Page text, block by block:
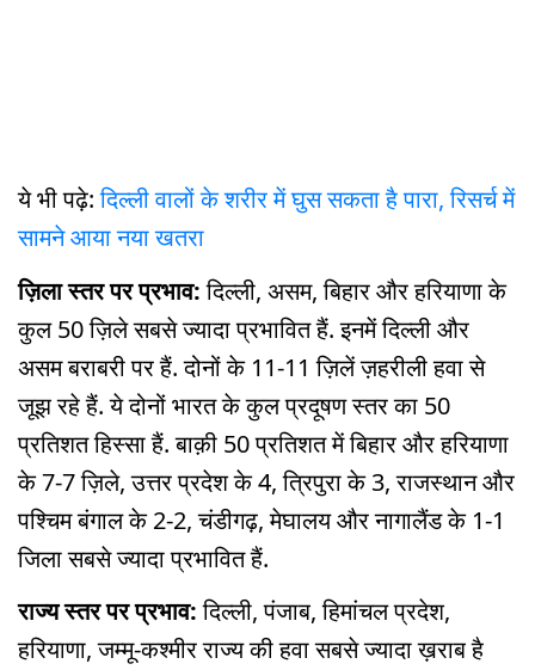
ये भी पढ़े:दिल्ली वालों के शरीर में घुस सकता है पारा, रिसर्च में
सामने आया नया खतरा
ज़िला स्तर पर प्रभाव:दिल्ली, असम, बिहार और हरियाणा के
कुल 50 ज़िले सबसे ज्यादा प्रभावित हैं. इनमें दिल्ली और
असम बराबरी पर हैं. दोनों के 11-11 ज़िलें ज़हरीली हवा से
जूझ रहे हैं. ये दोनों भारत के कुल प्रदूषण स्तर का 50
प्रतिशत हिस्सा हैं. बाक़ी 50 प्रतिशत में बिहार और हरियाणा
के 7-7 ज़िले, उत्तर प्रदेश के 4, त्रिपुरा के 3, राजस्थान और
पश्चिम बंगाल के 2-2, चंडीगढ़, मेघालय और नागालैंड के 1-1
जिला सबसे ज्यादा प्रभावित हैं.
राज्य स्तर पर प्रभाव:दिल्ली, पंजाब, हिमांचल प्रदेश,
हरियाणा, जम्मू-कश्मीर राज्य की हवा सबसे ज्यादा ख़राब है